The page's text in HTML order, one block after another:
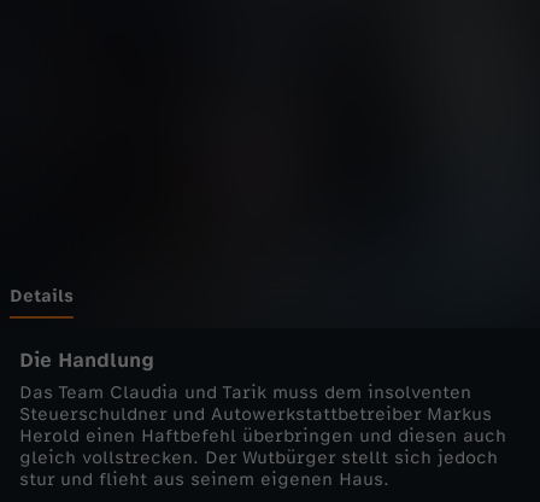
a
n
t
e
Details
Die Handlung
Das Team Claudia und Tarik muss dem insolventen
Steuerschuldner und Autowerkstattbetreiber Markus
Herold einen Haftbefehl überbringen und diesen auch
gleich vollstrecken. Der Wutbürger stellt sich jedoch
stur und flieht aus seinem eigenen Haus.